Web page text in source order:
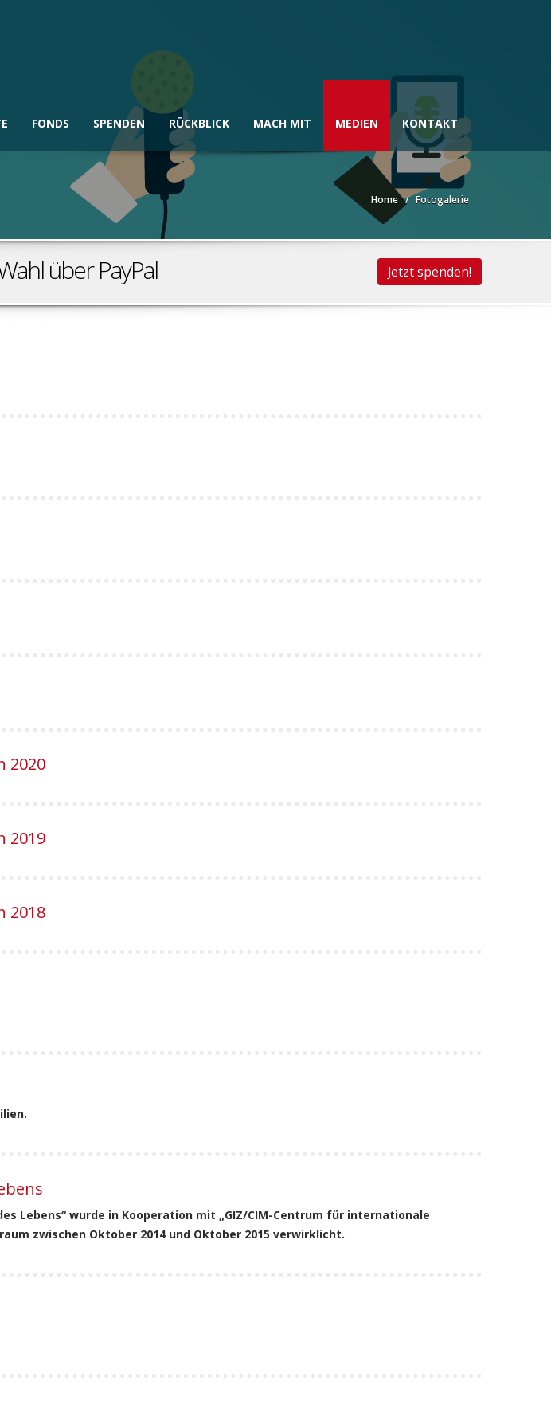
FONDS SPENDEN RÜCKBLICK MACH MIT MEDIEN KONTAKT
Home Fotogalerie
über PayPal Jetzt spenden!
2020
2019
2018
Lebens“ wurde in Kooperation mit „GIZ/CIM-Centrum für internationale
zwischen Oktober 2014 und Oktober 2015 verwirklicht.